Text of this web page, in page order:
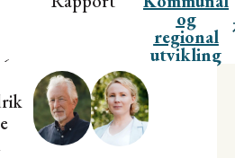
og
regional
utvikling